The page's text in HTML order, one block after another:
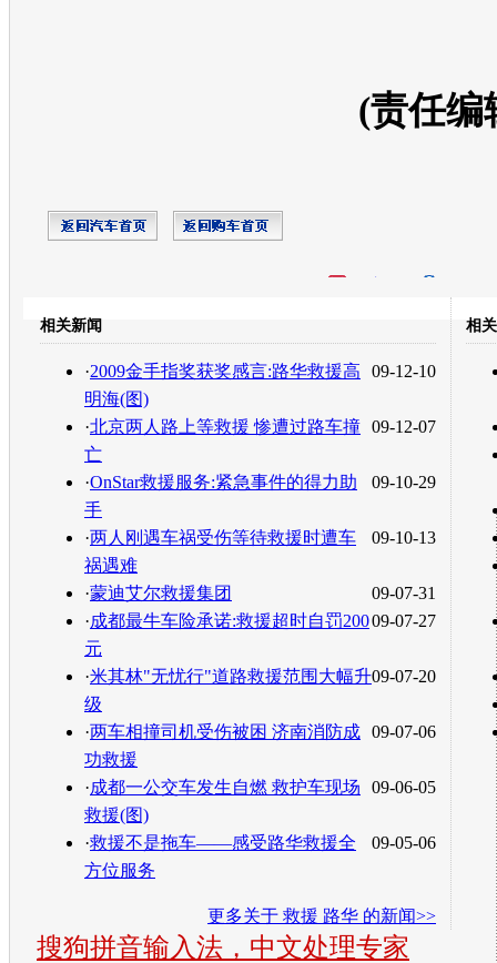
(责任编
转发至：
相关新闻
09-12-10
·2009金手指奖获奖感言:路华救援高
明海(图)
09-12-07
·北京两人路上等救援 惨遭过路车撞
亡
09-10-29
·OnStar救援服务:紧急事件的得力助
手
09-10-13
·两人刚遇车祸受伤等待救援时遭车
祸遇难
09-07-31
·蒙迪艾尔救援集团
09-07-27
·成都最牛车险承诺:救援超时自罚200
元
09-07-20
·米其林"无忧行"道路救援范围大幅升
级
09-07-06
·两车相撞司机受伤被困 济南消防成
功救援
09-06-05
·成都一公交车发生自燃 救护车现场
救援(图)
09-05-06
·救援不是拖车——感受路华救援全
方位服务
更多关于 救援 路华 的新闻>>
相
搜狗拼音输入法，中文处理专家